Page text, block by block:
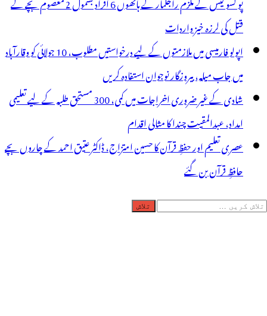
قتل کی لرزہ خیز واردات
اپولو فارمیسی میں ملازمتوں کے لیے درخواستیں مطلوب، 10 جولائی کو وقارآباد
میں جاب میلہ، بیروزگار نوجوان استفادہ کریں
شادی کے غیر ضروری اخراجات میں کمی، 300 مستحق طلبہ کے لیے تعلیمی
امداد، عبدالمقیت چندا کا مثالی اقدام
عصری تعلیم اور حفظِ قرآن کا حسین امتزاج، ڈاکٹر عتیق احمد کے چاروں بچے
حافظِ قرآن بن گئے
تلاش